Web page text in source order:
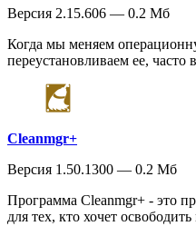
Версия 2.15.606 — 0.2 Мб
Когда мы меняем
переустановливаем ее, часто
Cleanmgr+
Версия 1.50.1300 — 0.2 Мб
Программа Cleanmgr+ - это
для тех, кто хочет